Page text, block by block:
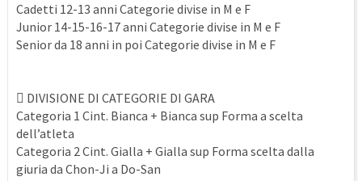
Cadetti 12-13 anni Categorie divise in M e F
Junior 14-15-16-17 anni Categorie divise in M e F
Senior da 18 anni in poi Categorie divise in M e F
 DIVISIONE DI CATEGORIE DI GARA
Categoria 1 Cint. Bianca + Bianca sup Forma a scelta
dell’atleta
Categoria 2 Cint. Gialla + Gialla sup Forma scelta dalla
giuria da Chon-Ji a Do-San